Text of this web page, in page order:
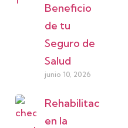
Beneficio
de tu
Seguro de
Salud
junio 10, 2026
Rehabilitación
en la